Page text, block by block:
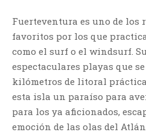
Fuerteventura es uno de los
favoritos por los que
como el surf o el windsurf.
espectaculares playas que
kilómetros de litoral
esta isla un paraíso para
para los ya aficionados,
emoción de las olas del